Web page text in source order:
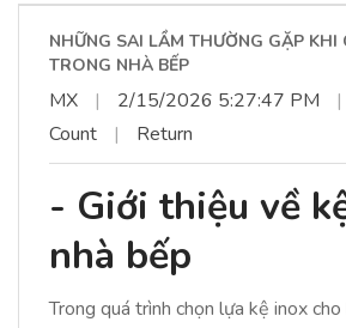
NHỮNG SAI LẦM THƯỜNG GẶP KHI
TRONG NHÀ BẾP
MX | 2/15/2026 5:27:47 PM |
Count
| Return
- Giới thiệu về
nhà bếp
Trong quá trình chọn lựa kệ inox